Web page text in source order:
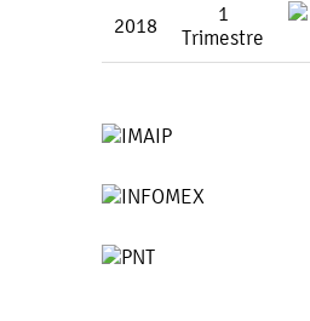
2018
1
Trimestre